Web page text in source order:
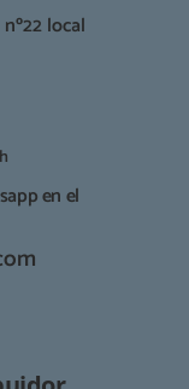
local
en el